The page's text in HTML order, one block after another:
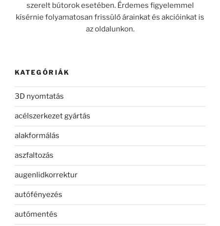
szerelt bútorok esetében. Érdemes figyelemmel
kísérnie folyamatosan frissülő árainkat és akcióinkat is
az oldalunkon.
KATEGÓRIÁK
3D nyomtatás
acélszerkezet gyártás
alakformálás
aszfaltozás
augenlidkorrektur
autófényezés
autómentés